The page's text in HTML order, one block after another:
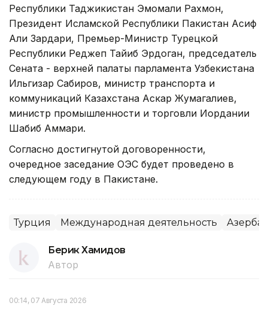
Республики Таджикистан Эмомали Рахмон,
Президент Исламской Республики Пакистан Асиф
Али Зардари, Премьер-Министр Турецкой
Республики Реджеп Тайиб Эрдоган, председатель
Сената - верхней палаты парламента Узбекистана
Ильгизар Сабиров, министр транспорта и
коммуникаций Казахстана Аскар Жумагалиев,
министр промышленности и торговли Иордании
Шабиб Аммари.
Согласно достигнутой договоренности,
очередное заседание ОЭС будет проведено в
следующем году в Пакистане.
Турция Международная деятельность
Берик Хамидов
Автор
00:14, 07 Августа 2026